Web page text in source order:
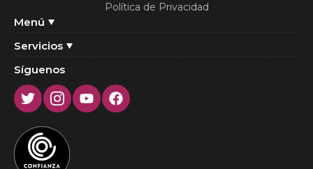
Menú
Servicios
Política de Privacidad
Síguenos
TwitterInstagram
YoutubeFacebook